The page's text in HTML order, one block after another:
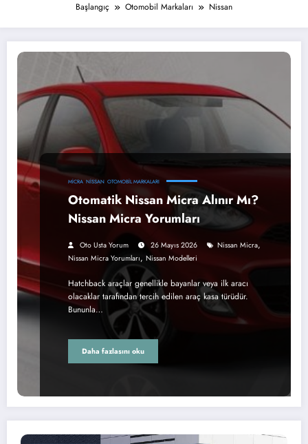
Başlangıç Otomobil Markaları Nissan
MICRA NISSAN OTOMOBIL MARKALARI
Otomatik Nissan Micra Alınır Mı?
Nissan Micra Yorumları
Oto Usta Yorum 26 Mayıs 2026 Nissan Micra,
Nissan Micra Yorumları, Nissan Modelleri
Hatchback araçlar genellikle bayanlar veya ilk aracı
olacaklar tarafından tercih edilen araç kasa türüdür.
Bununla…
Daha fazlasını oku